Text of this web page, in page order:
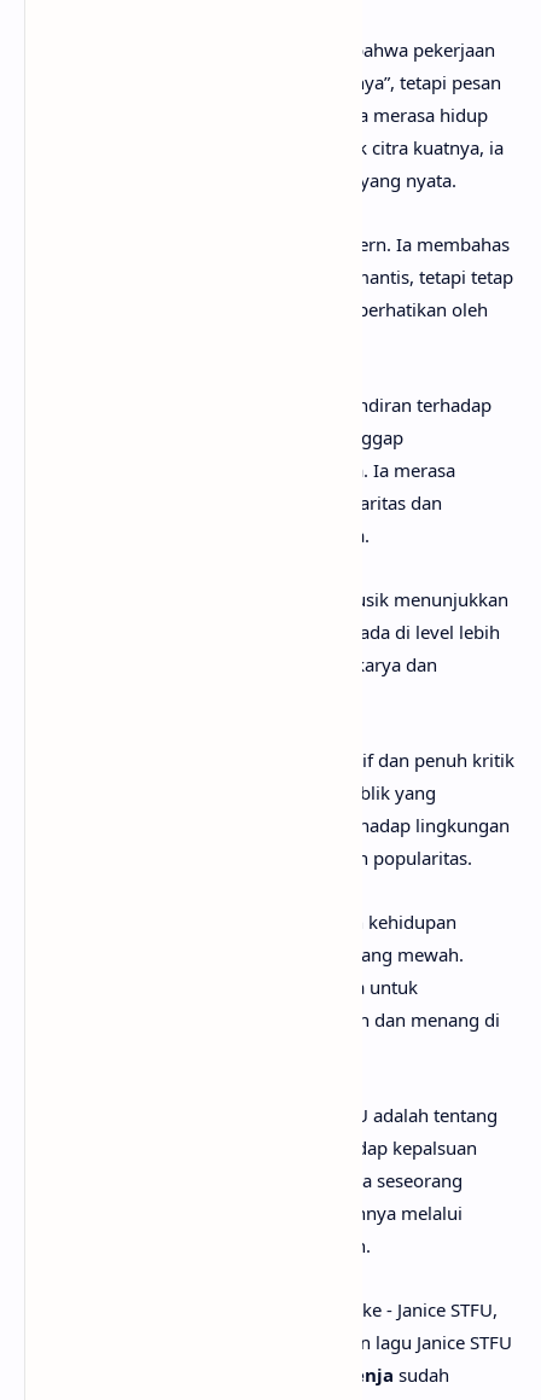
, tokoh dalam lagu mengaku bahwa pekerjaan
dan tekanan hidup hampir “membunuhnya”, tetapi pesan
dari orang yang dicintainya membuatnya merasa hidup
kembali. Ini menunjukkan bahwa di balik citra kuatnya, ia
tetap membutuhkan koneksi emosional yang nyata.
dipenuhi gaya flex khas rap modern. Ia membahas
mobil mewah, status, dan hubungan romantis, tetapi tetap
menyisipkan rasa ingin dipahami dan diperhatikan oleh
pertama mulai berubah menjadi sindiran terhadap
orang-orang di industri musik yang dianggap
mendapatkan keuntungan dari namanya. Ia merasa
banyak orang hanya menumpang popularitas dan
berpura-pura menjadi “OG” atau legenda.
Lirik tentang “karma” dan persaingan musik menunjukkan
kepercayaan dirinya bahwa ia masih berada di level lebih
tinggi dibanding para rivalnya. Ia yakin karya dan
kedua menjadi bagian paling agresif dan penuh kritik
sosial. Ia menyindir rapper atau figur publik yang
dianggap hanya berpura-pura peduli terhadap lingkungan
asal mereka demi pencitraan kamera dan popularitas.
Di sisi lain, lagu ini juga memperlihatkan kehidupan
glamor penuh uang, perjalanan, dan barang mewah.
Namun semua flex itu terasa seperti cara untuk
menunjukkan bahwa ia berhasil bertahan dan menang di
Secara keseluruhan, lirik lagu Janice STFU adalah tentang
tekanan popularitas, rasa frustrasi terhadap kepalsuan
industri dan lingkungan sekitar, serta cara seseorang
mempertahankan identitas dan kekuatannya melalui
kesuksesan, ego, dan gaya hidup mewah.
Setelah mengetahui apa makna lagu Drake - Janice STFU,
mungkin kamu juga ingin tau terjemahan lagu Janice STFU
anaksenja sudah